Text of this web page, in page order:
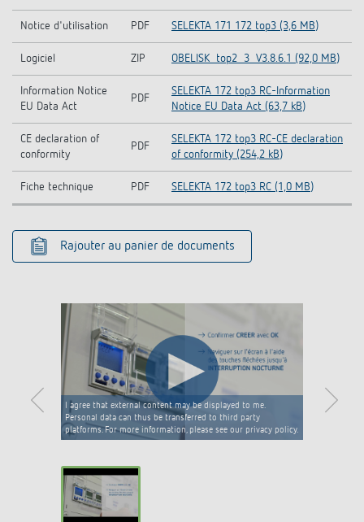
Notice d'utilisation PDF SELEKTA 171 172 top3 (3,6 MB)
Logiciel ZIP OBELISK_top2_3_V3.8.6.1 (92,0 MB)
Information Notice
EU Data Act
PDF
SELEKTA 172 top3 RC-Information
Notice EU Data Act (63,7 kB)
CE declaration of
conformity
PDF
SELEKTA 172 top3 RC-CE declaration
of conformity (254,2 kB)
Fiche technique PDF SELEKTA 172 top3 RC (1,0 MB)
Rajouter au panier de documents
I agree that external content may be displayed to me.
Personal data can thus be transferred to third party
platforms. For more information, please see our privacy policy.